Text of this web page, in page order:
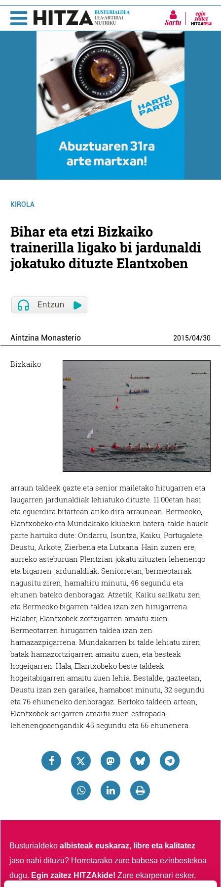
Sartu
KIROLA
Bihar eta etzi Bizkaiko
trainerilla ligako bi jardunaldi
jokatuko dituzte Elantxoben
Aintzina Monasterio 2015/04/30
Bizkaiko
arraun taldeek gazte eta senior mailetako hirugarren eta
laugarren jardunaldiak lehiatuko dituzte. 11:00etan hasi
eta eguerdira bitartean ariko dira arraunean. Bermeoko,
Elantxobeko eta Mundakako klubekin batera, talde hauek
parte hartuko dute: Ondarru, Isuntza, Kaiku, Portugalete,
Deustu, Arkote, Zierbena eta Lutxana. Hain zuzen ere,
aurreko asteburuan Plentzian jokatu zituzten lehenengo
eta bigarren jardunaldiak. Seniorretan, bermeotarrak
nagusitu ziren, hamahiru minutu, 46 segundu eta
ehunen bateko denboragaz. Atzetik, Kaiku sailkatu zen,
eta Bermeoko bigarren taldea izan zen hirugarrena.
Halaber, Elantxobek zortzigarren amaitu zuen.
Bermeotarren hirugarren taldea izan zen
hamazazpigarrena. Mundakarren bi talde lehiatu ziren;
batak hamazortzigarren amaitu zuen, eta besteak
hogeigarren. Hala, Elantxobeko beste taldeak
hogeitabigarren amaitu zuen lehia. Bestalde, gazteetan,
Deustu izan zen garailea, hamabost minutu, 32 segundu
eta 76 ehuneneko denboragaz. Bertoko taldeen artean,
Elantxobek seigarren amaitu zuen estropada,
lehenengoaengandik 45 segundu eta 66 ehunenera.
Busturialdekoalbisteak euskaraz, libre eta kalitatez
jaso nahi dituzu? Horretarako zure babesa ezinbestekoa
dugu. Egin zaitez HITZAkide!Zure ekarpenari esker,